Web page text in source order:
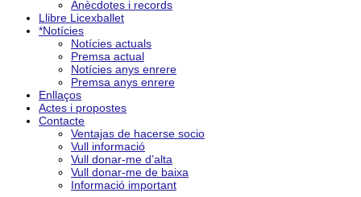
Anècdotes i records
Llibre Licexballet
*Notícies
Notícies actuals
Premsa actual
Notícies anys enrere
Premsa anys enrere
Enllaços
Actes i propostes
Contacte
Ventajas de hacerse socio
Vull informació
Vull donar-me d’alta
Vull donar-me de baixa
Informació important